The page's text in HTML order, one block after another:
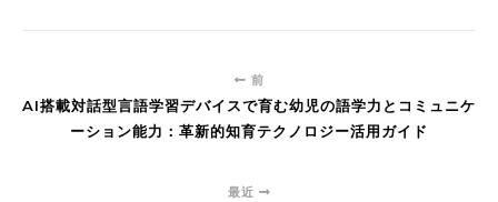
前
AI搭載対話型言語学習デバイスで育む幼児の語学力とコミュニケ
ーション能力：革新的知育テクノロジー活用ガイド
最近